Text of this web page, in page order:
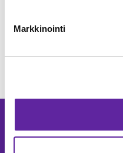
Markkinointi
Kaikki artikkelit
Palvelut